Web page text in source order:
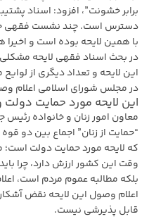
برابر خشونت”، افزود: اسناد
دسترس است. چند نشست فقهی
با همین لایحه بوده است و
در بحث اسناد فقهی لایحه
این لایحه و تعداد دیگری از
در مجلس شورای اسلامی اعلام
این لایحه مورد حمایت
معاون امور زنان و خانواده رئیس
“حمایت از زنان” اجماع بین دو
که لایحه مورد حمایت دولت
وقت این کشور ارزش دارد، چرا
بلکه مطالبه عموم مردم است،
اعلام وصول این لایحه نقض
قابل پذیرشی نیست.